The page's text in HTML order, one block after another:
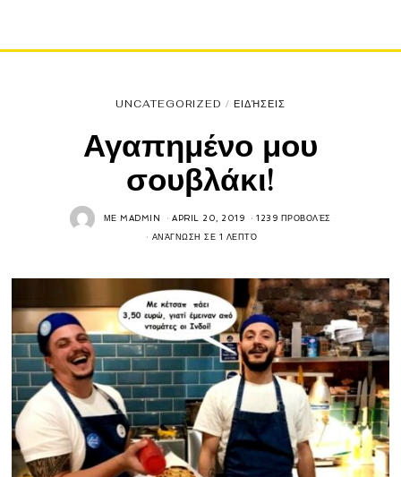
UNCATEGORIZED / ΕΙΔΉΣΕΙΣ
Αγαπημένο μου
σουβλάκι!
ΜΕMADMIN APRIL 20, 2019 1239 ΠΡΟΒΟΛΈΣ
ΑΝΆΓΝΩΣΗ ΣΕ 1 ΛΕΠΤΌ